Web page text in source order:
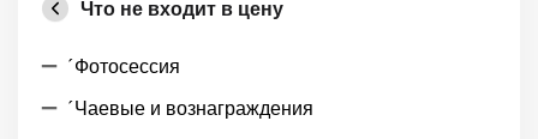
Что не входит в цену
́Фотосессия
́Чаевые и вознаграждения